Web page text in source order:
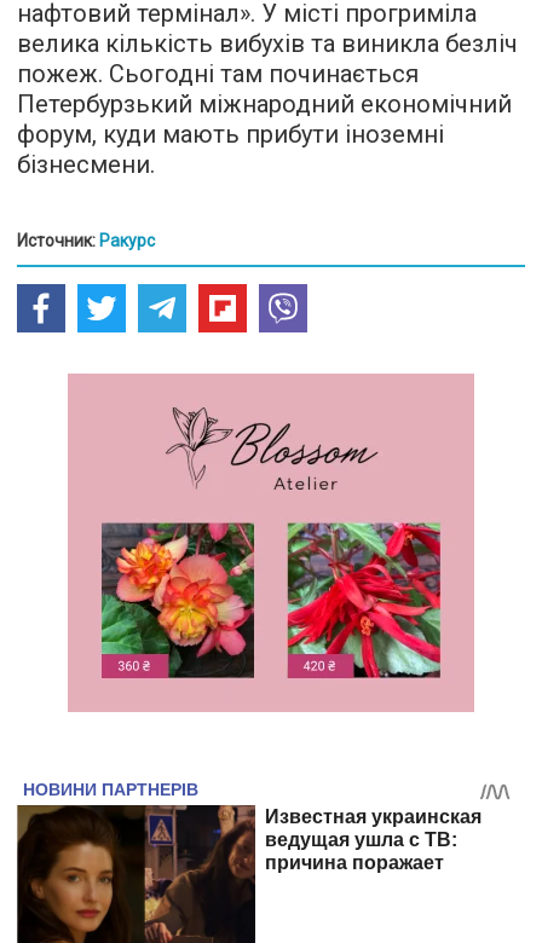
нафтовий термінал». У місті прогриміла
велика кількість вибухів та виникла безліч
пожеж. Сьогодні там починається
Петербурзький міжнародний економічний
форум, куди мають прибути іноземні
бізнесмени.
Источник: Ракурс